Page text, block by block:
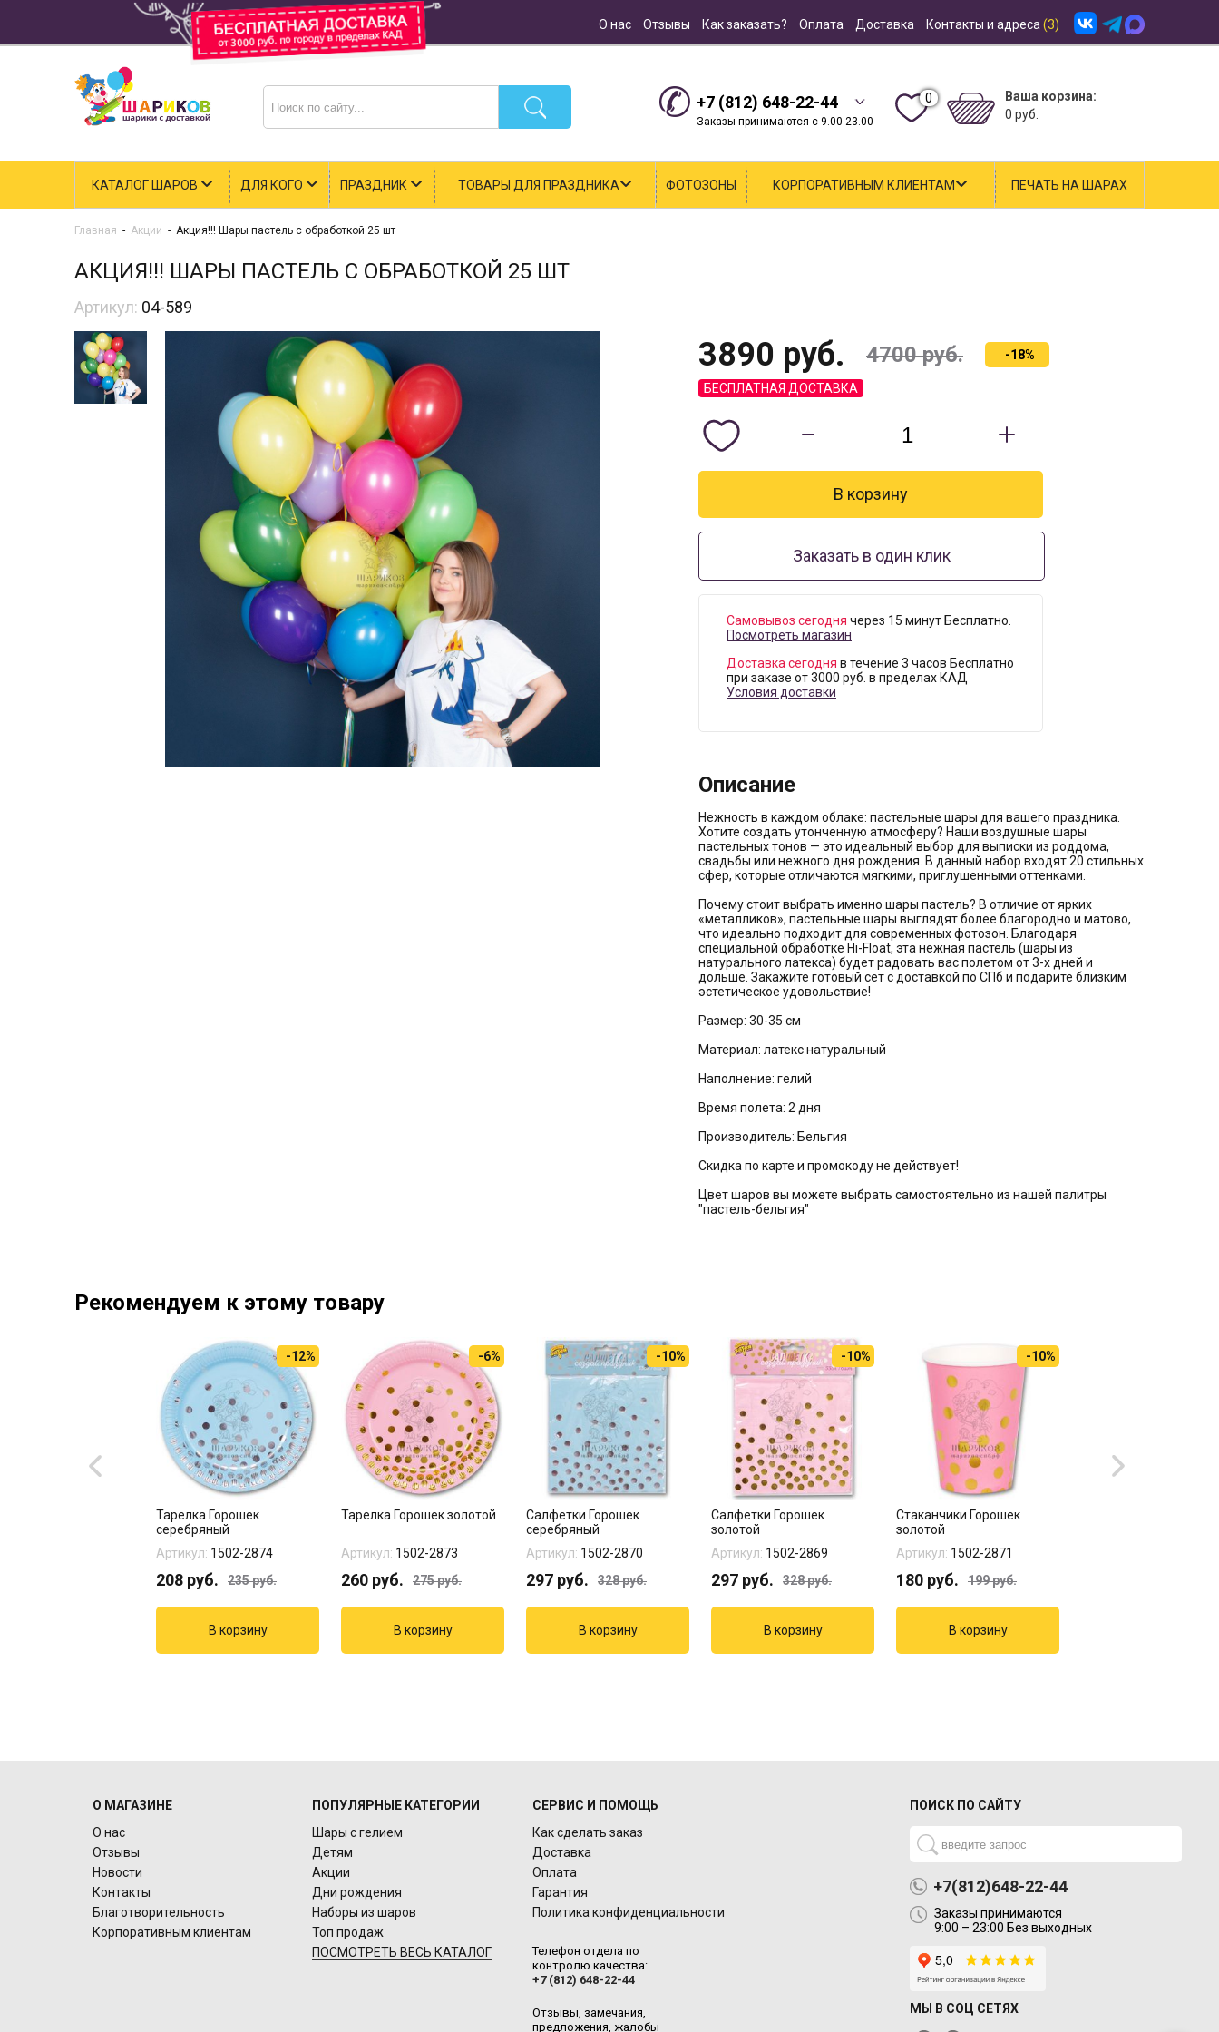
О нас Отзывы Как заказать? Оплата Доставка Контакты и адреса (3)
+7 (812) 648-22-44
Заказы принимаются с 9.00-23.00
0
Ваша корзина:
0 руб.
КАТАЛОГ ШАРОВ ДЛЯ КОГО ПРАЗДНИК ТОВАРЫ ДЛЯ ПРАЗДНИКА ФОТОЗОНЫ КОРПОРАТИВНЫМ КЛИЕНТАМ ПЕЧАТЬ НА ШАРАХ
Главная - Акции - Акция!!! Шары пастель с обработкой 25 шт
АКЦИЯ!!! ШАРЫ ПАСТЕЛЬ С ОБРАБОТКОЙ 25 ШТ
Артикул: 04-589
3890 руб. 4700руб. -18%
БЕСПЛАТНАЯ ДОСТАВКА
Заказать в один клик
Самовывоз сегодня через 15 минут Бесплатно.
Посмотреть магазин
Доставка сегодня в течение 3 часов Бесплатно
при заказе от 3000 руб. в пределах КАД
Условия доставки
Описание
Нежность в каждом облаке: пастельные шары для вашего праздника.
Хотите создать утонченную атмосферу? Наши воздушные шары
пастельных тонов — это идеальный выбор для выписки из роддома,
свадьбы или нежного дня рождения. В данный набор входят 20 стильных
сфер, которые отличаются мягкими, приглушенными оттенками.
Почему стоит выбрать именно шары пастель? В отличие от ярких
«металликов», пастельные шары выглядят более благородно и матово,
что идеально подходит для современных фотозон. Благодаря
специальной обработке Hi-Float, эта нежная пастель (шары из
натурального латекса) будет радовать вас полетом от 3-х дней и
дольше. Закажите готовый сет с доставкой по СПб и подарите близким
эстетическое удовольствие!
Размер: 30-35 см
Материал: латекс натуральный
Наполнение: гелий
Время полета: 2 дня
Производитель: Бельгия
Скидка по карте и промокоду не действует!
Цвет шаров вы можете выбрать самостоятельно из нашей палитры
"пастель-бельгия"
Рекомендуем к этому товару
-12%
Тарелка Горошек
серебряный
Артикул: 1502-2874
208 руб. 235руб.
-6%
Тарелка Горошек золотой
Артикул: 1502-2873
260 руб. 275руб.
-10%
Салфетки Горошек
серебряный
Артикул: 1502-2870
297 руб. 328руб.
-10%
Салфетки Горошек
золотой
Артикул: 1502-2869
297 руб. 328руб.
-10%
Стаканчики Горошек
золотой
Артикул: 1502-2871
180 руб. 199руб.
О МАГАЗИНЕ
О нас
Отзывы
Новости
Контакты
Благотворительность
Корпоративным клиентам
ПОПУЛЯРНЫЕ КАТЕГОРИИ
Шары с гелием
Детям
Акции
Дни рождения
Наборы из шаров
Топ продаж
ПОСМОТРЕТЬ ВЕСЬ КАТАЛОГ
СЕРВИС И ПОМОЩЬ
Как сделать заказ
Доставка
Оплата
Гарантия
Политика конфиденциальности
Телефон отдела по
контролю качества:
+7 (812) 648-22-44
Отзывы, замечания,
предложения, жалобы
ПОИСК ПО САЙТУ
+7(812)648-22-44
Заказы принимаются
9:00 – 23:00 Без выходных
МЫ В СОЦ СЕТЯХ